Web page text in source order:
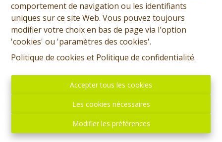
comportement de navigation ou les identifiants
uniques sur ce site Web. Vous pouvez toujours
modifier votre choix en bas de page via l'option
'cookies' ou 'paramètres des cookies'.
Politique de cookies et Politique de confidentialité.
Accepter tous les cookies
Les cookies nécessaires
Modifier les préférences
3 2 150 m² 175 m²
1
SOUS-OPTION PLUS DE VISITES Prix: Offre à partir
de180.000 euros, frais d'agence non inclus et à charge
de l'acquéreur. Bien de rapport comprenant deux
appartements, un "atelier" et une garage se
présentant comme suit: Rez: Hall d'entrée commun,
garage une voiture, accès à l'atelier de +/- 70 m² par